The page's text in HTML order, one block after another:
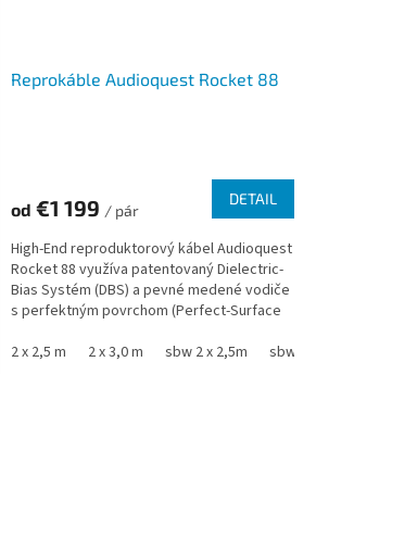
2 x 2,0 m
Reprokáble Audioquest Rocket 88
od €1 199 / pár
DETAIL
High-End reproduktorový kábel Audioquest
Rocket 88 využíva patentovaný Dielectric-
Bias Systém (DBS) a pevné medené vodiče
s perfektným povrchom (Perfect-Surface
2 x 2,5 m
2 x 3,0 m sbw 2 x 2,5m sbw 2 x 3,0m